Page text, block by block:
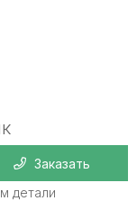
Заказать
детали